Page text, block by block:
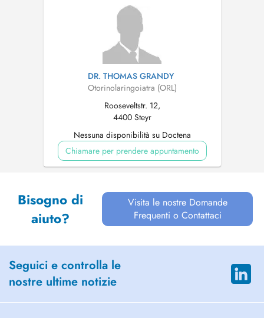
DR. THOMAS GRANDY
Otorinolaringoiatra (ORL)
Rooseveltstr. 12,
4400 Steyr
Nessuna disponibilità su Doctena
Chiamare per prendere appuntamento
Bisogno di
aiuto?
Visita le nostre Domande
Frequenti o Contattaci
Seguici e controlla le
nostre ultime notizie